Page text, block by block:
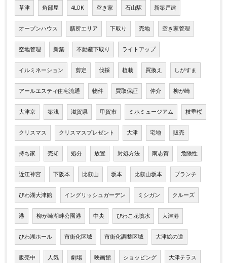
草津 角部屋 4LDK 空き家 石山駅 新築戸建
オープンハウス 膳所エリア 下取り 売地 空き家管理
空地管理 新築 不動産下取り ライトアップ
イルミネーション 剪定 伐採 植栽 買換え しがすま
アールエスティ住宅流通 物件 買取保証 仲介 柳が崎
大津京 築浅 滋賀県 甲賀市 ミホミュージアム 枝垂桜
クリスマス クリスマスプレゼント 大津 宅地 販売
持ち家 売却 処分 放置 対処方法 南志賀 危険性
近江神宮 下阪本 比叡山 坂本 比叡山坂本 ブランチ
びわ湖大津館 イングリッシュガーデン ミシガン クルーズ
港 柳が崎湖畔公園港 中央 びわこ花噴水 大津港
びわ湖ホール 市街化区域 市街化調整区域 大津絵の道
販売中 人気 劇場 映画館 ショッピング 大津テラス